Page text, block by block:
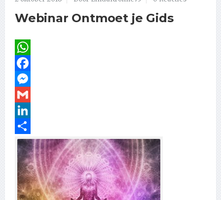
Webinar Ontmoet je Gids
WhatsApp
Facebook
Messenger
Gmail
LinkedIn
Delen